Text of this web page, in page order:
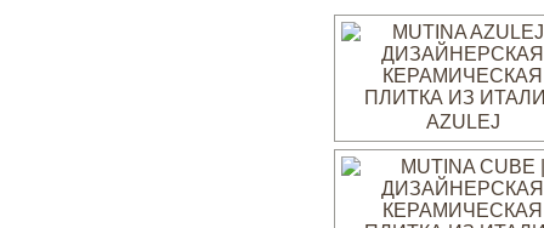
AZULEJ